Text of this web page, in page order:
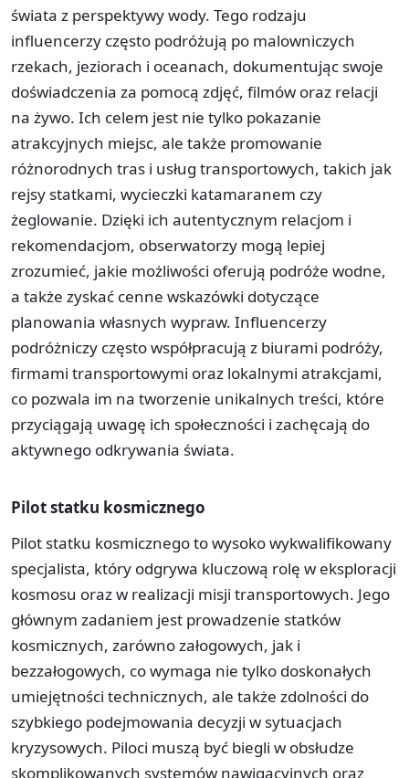
świata z perspektywy wody. Tego rodzaju
influencerzy często podróżują po malowniczych
rzekach, jeziorach i oceanach, dokumentując swoje
doświadczenia za pomocą zdjęć, filmów oraz relacji
na żywo. Ich celem jest nie tylko pokazanie
atrakcyjnych miejsc, ale także promowanie
różnorodnych tras i usług transportowych, takich jak
rejsy statkami, wycieczki katamaranem czy
żeglowanie. Dzięki ich autentycznym relacjom i
rekomendacjom, obserwatorzy mogą lepiej
zrozumieć, jakie możliwości oferują podróże wodne,
a także zyskać cenne wskazówki dotyczące
planowania własnych wypraw. Influencerzy
podróżniczy często współpracują z biurami podróży,
firmami transportowymi oraz lokalnymi atrakcjami,
co pozwala im na tworzenie unikalnych treści, które
przyciągają uwagę ich społeczności i zachęcają do
aktywnego odkrywania świata.
Pilot statku kosmicznego
Pilot statku kosmicznego to wysoko wykwalifikowany
specjalista, który odgrywa kluczową rolę w eksploracji
kosmosu oraz w realizacji misji transportowych. Jego
głównym zadaniem jest prowadzenie statków
kosmicznych, zarówno załogowych, jak i
bezzałogowych, co wymaga nie tylko doskonałych
umiejętności technicznych, ale także zdolności do
szybkiego podejmowania decyzji w sytuacjach
kryzysowych. Piloci muszą być biegli w obsłudze
skomplikowanych systemów nawigacyjnych oraz